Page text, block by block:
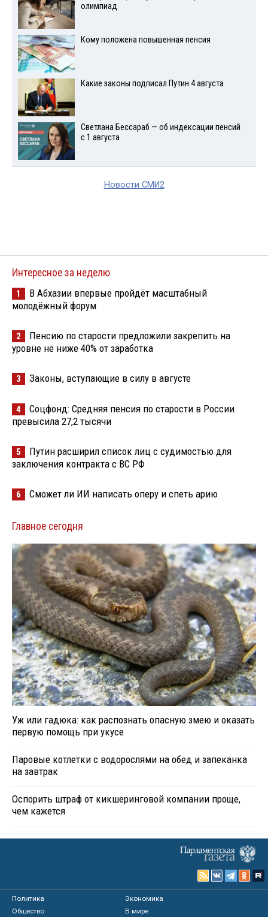
олимпиад
Кому положена повышенная пенсия
Какие законы подписал Путин 4 августа
Светлана Бессараб — об индексации пенсий
с 1 августа
Новости СМИ2
Интересное за неделю
1
В Абхазии впервые пройдёт масштабный
молодёжный форум
2
Пенсию по старости предложили закрепить на
уровне не ниже 40% от заработка
3 Законы, вступающие в силу в августе
4
Соцфонд: Средняя пенсия по старости в России
превысила 27,2 тысячи
5
Путин расширил список лиц с судимостью для
заключения контракта с ВС РФ
6 Сможет ли ИИ написать оперу и спеть арию
Главное сегодня
Уж или гадюка: как распознать опасную змею и оказать
первую помощь при укусе
Паровые котлетки с водорослями на обед и запеканка
на завтрак
Оспорить штраф от кикшеринговой компании проще,
чем кажется
Политика
Экономика
Общество
В мире